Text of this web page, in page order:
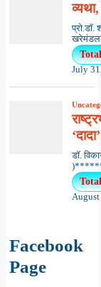
प्रो.डॉ.
July
डॉ.
Facebook
Page